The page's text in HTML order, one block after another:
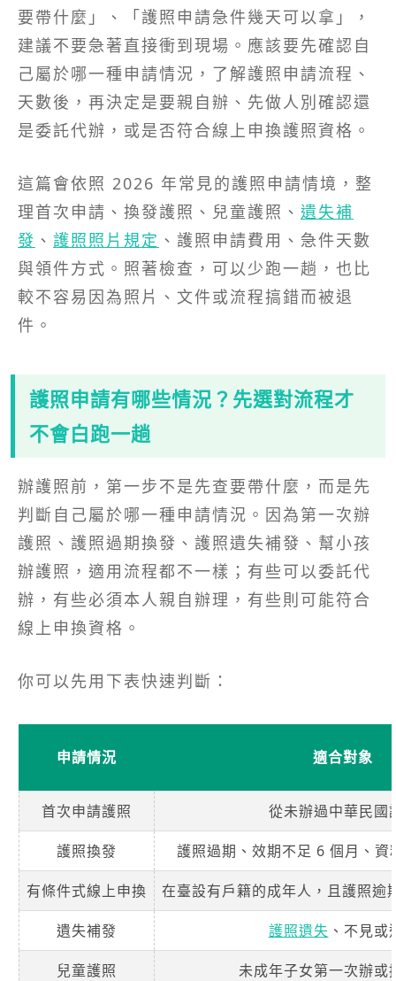
要帶什麼」、「護照申請急件幾天可以拿」，
建議不要急著直接衝到現場。應該要先確認自
己屬於哪一種申請情況，了解護照申請流程、
天數後，再決定是要親自辦、先做人別確認還
是委託代辦，或是否符合線上申換護照資格。
這篇會依照 2026 年常見的護照申請情境，整
理首次申請、換發護照、兒童護照、 遺失補
發 、 護照照片規定 、護照申請費用、急件天數
與領件方式。照著檢查，可以少跑一趟，也比
較不容易因為照片、文件或流程搞錯而被退
件。
護照申請有哪些情況？先選對流程才
不會白跑一趟
辦護照前，第一步不是先查要帶什麼，而是先
判斷自己屬於哪一種申請情況。因為第一次辦
護照、護照過期換發、護照遺失補發、幫小孩
辦護照，適用流程都不一樣；有些可以委託代
辦，有些必須本人親自辦理，有些則可能符合
線上申換資格。
你可以先用下表快速判斷：
申請情況 適合對象
首次申請護照 從未辦過中華民國
護照換發 護照過期、效期不足 6 個月、資
有條件式線上申換 在臺設有戶籍的成年人，且護照逾
遺失補發 護照遺失 、不見或
兒童護照 未成年子女第一次辦或